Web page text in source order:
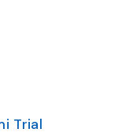
Trial